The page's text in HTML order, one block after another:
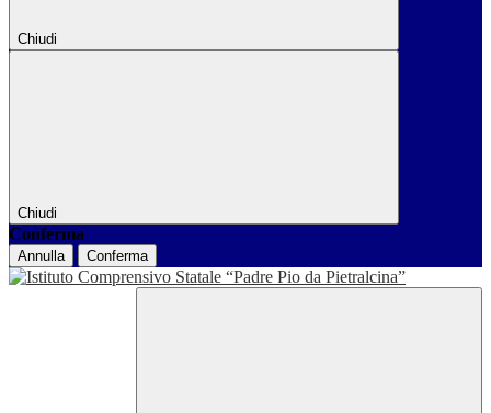
Chiudi
Chiudi
Conferma
Annulla Conferma